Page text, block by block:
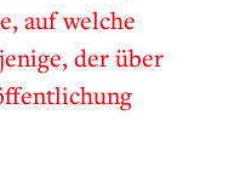
auf welche
der über